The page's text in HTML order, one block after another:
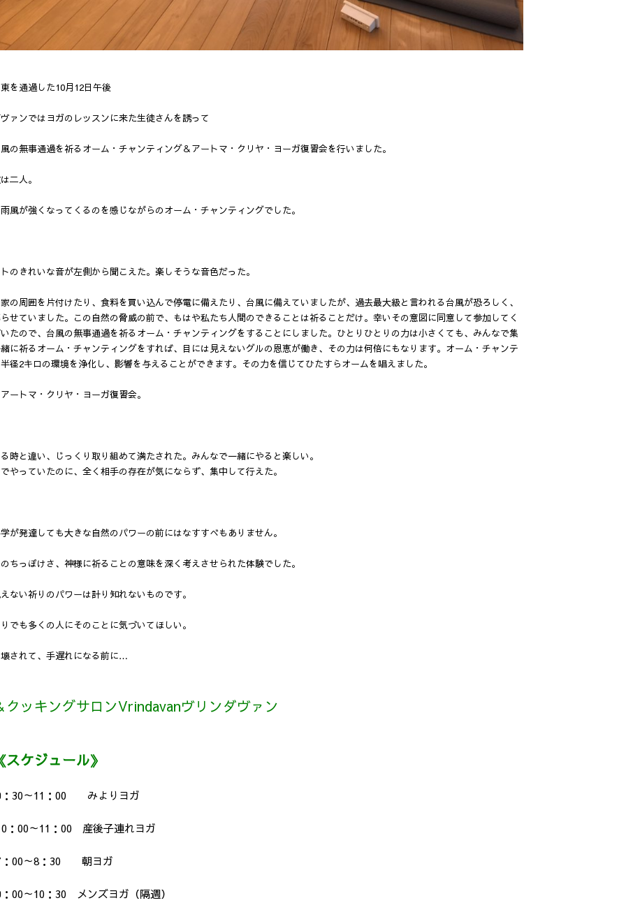
を通過した10月12日午後
ァンではヨガのレッスンに来た生徒さんを誘って
の無事通過を祈るオーム・チャンティング＆アートマ・クリヤ・ヨーガ復習会を行いました。
二人。
風が強くなってくるのを感じながらのオーム・チャンティングでした。
のきれいな音が左側から聞こえた。楽しそうな音色だった。
の周囲を片付けたり、食料を買い込んで停電に備えたり、台風に備えていましたが、過去最大級と言われる台風が恐ろしく、
せていました。この自然の脅威の前で、もはや私たち人間のできることは祈ることだけ。幸いその意図に同意して参加してく
たので、台風の無事通過を祈るオーム・チャンティングをすることにしました。ひとりひとりの力は小さくても、みんなで集
に祈るオーム・チャンティングをすれば、目には見えないグルの恩恵が働き、その力は何倍にもなります。オーム・チャンテ
径2キロの環境を浄化し、影響を与えることができます。その力を信じてひたすらオームを唱えました。
ートマ・クリヤ・ヨーガ復習会。
時と違い、じっくり取り組めて満たされた。みんなで一緒にやると楽しい。
やっていたのに、全く相手の存在が気にならず、集中して行えた。
が発達しても大きな自然のパワーの前にはなすすべもありません。
ちっぽけさ、神様に祈ることの意味を深く考えさせられた体験でした。
ない祈りのパワーは計り知れないものです。
でも多くの人にそのことに気づいてほしい。
されて、手遅れになる前に…
クッキングサロンVrindavanヴリンダヴァン
ジュール》
30～11：00 みよりヨガ
00～11：00 産後子連れヨガ
00～8：30 朝ヨガ
00～10：30 メンズヨガ（隔週）